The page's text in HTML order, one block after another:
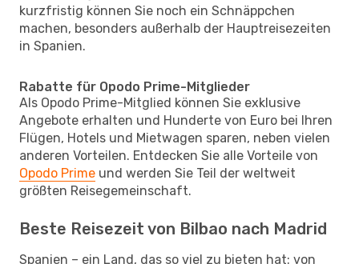
kurzfristig können Sie noch ein Schnäppchen
machen, besonders außerhalb der Hauptreisezeiten
in Spanien.
Rabatte für Opodo Prime-Mitglieder
Als Opodo Prime-Mitglied können Sie exklusive
Angebote erhalten und Hunderte von Euro bei Ihren
Flügen, Hotels und Mietwagen sparen, neben vielen
anderen Vorteilen. Entdecken Sie alle Vorteile von
Opodo Prime und werden Sie Teil der weltweit
größten Reisegemeinschaft.
Beste Reisezeit von Bilbao nach Madrid
Spanien – ein Land, das so viel zu bieten hat: von